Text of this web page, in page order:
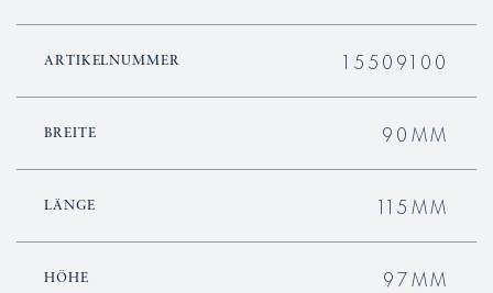
ARTIKELNUMMER 15509100
BREITE 90MM
LÄNGE 115MM
HÖHE 97MM